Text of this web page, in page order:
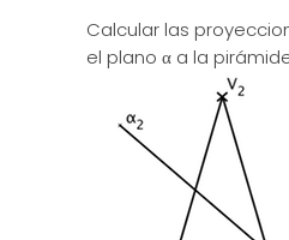
Calcular las
el plano α a la